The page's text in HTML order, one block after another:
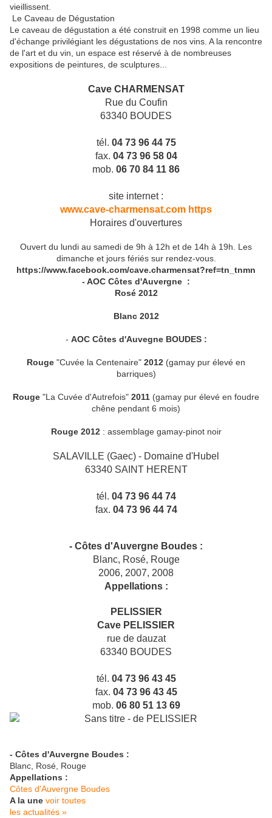
vieillissent.
Le Caveau de Dégustation
Le caveau de dégustation a été construit en 1998 comme un lieu
d'échange privilégiant les dégustations de nos vins. A la rencontre
de l'art et du vin, un espace est réservé à de nombreuses
expositions de peintures, de sculptures...
Cave CHARMENSAT
Rue du Coufin
63340 BOUDES
tél. 04 73 96 44 75
fax. 04 73 96 58 04
mob. 06 70 84 11 86
site internet :
www.cave-charmensat.com https
Horaires d'ouvertures
Ouvert du lundi au samedi de 9h à 12h et de 14h à 19h. Les
dimanche et jours fériés sur rendez-vous.
https://www.facebook.com/cave.charmensat?ref=tn_tnmn
- AOC Côtes d'Auvergne :
Rosé 2012
Blanc 2012
- AOC Côtes d'Auvegne BOUDES :
Rouge "Cuvée la Centenaire" 2012 (gamay pur élevé en
barriques)
Rouge "La Cuvée d'Autrefois" 2011 (gamay pur élevé en foudre
chêne pendant 6 mois)
Rouge 2012: assemblage gamay-pinot noir
SALAVILLE (Gaec) - Domaine d'Hubel
63340 SAINT HERENT
tél. 04 73 96 44 74
fax. 04 73 96 44 74
- Côtes d'Auvergne Boudes :
Blanc, Rosé, Rouge
2006, 2007, 2008
Appellations :
PELISSIER
Cave PELISSIER
rue de dauzat
63340 BOUDES
tél. 04 73 96 43 45
fax. 04 73 96 43 45
mob. 06 80 51 13 69
- Côtes d'Auvergne Boudes :
Blanc, Rosé, Rouge
Appellations :
Côtes d'Auvergne Boudes
A la une voir toutes
les actualités »